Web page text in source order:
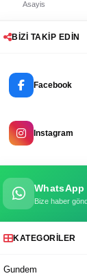
Asayis
BIZI TAKIP EDIN
Facebook
Instagram
WhatsApp
Bize haber
KATEGORILER
Gundem